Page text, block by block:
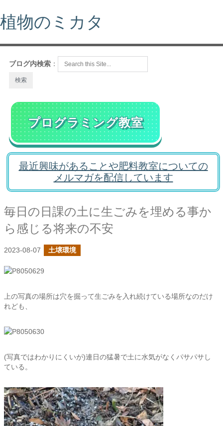
植物のミカタ
ブログ内検索 ：
プログラミング教室
最近興味があることや肥料教室についての
メルマガを配信しています
毎日の日課の土に生ごみを埋める事か
ら感じる将来の不安
2023-08-07 土壌環境
上の写真の場所は穴を掘って生ごみを入れ続けている場所なのだけ
れども、
(写真ではわかりにくいが)連日の猛暑で土に水気がなくパサパサし
ている。